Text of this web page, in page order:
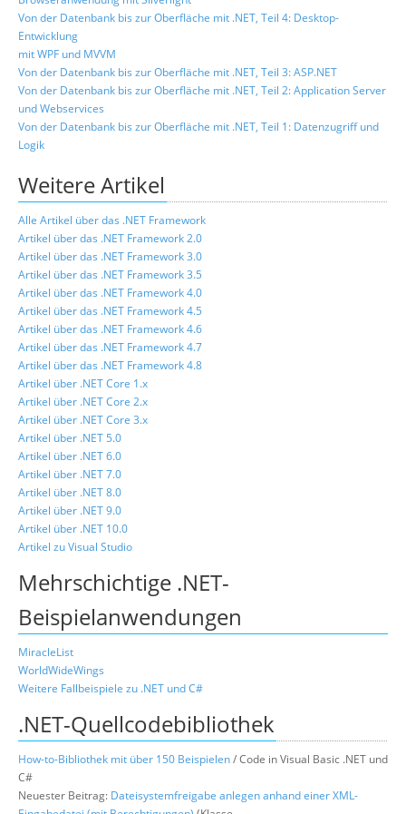
Von der Datenbank bis zur Oberfläche mit .NET, Teil 4: Desktop-
Entwicklung
mit WPF und MVVM
Von der Datenbank bis zur Oberfläche mit .NET, Teil 3: ASP.NET
Von der Datenbank bis zur Oberfläche mit .NET, Teil 2: Application Server
und Webservices
Von der Datenbank bis zur Oberfläche mit .NET, Teil 1: Datenzugriff und
Logik
Weitere Artikel
Alle Artikel über das .NET Framework
Artikel über das .NET Framework 2.0
Artikel über das .NET Framework 3.0
Artikel über das .NET Framework 3.5
Artikel über das .NET Framework 4.0
Artikel über das .NET Framework 4.5
Artikel über das .NET Framework 4.6
Artikel über das .NET Framework 4.7
Artikel über das .NET Framework 4.8
Artikel über .NET Core 1.x
Artikel über .NET Core 2.x
Artikel über .NET Core 3.x
Artikel über .NET 5.0
Artikel über .NET 6.0
Artikel über .NET 7.0
Artikel über .NET 8.0
Artikel über .NET 9.0
Artikel über .NET 10.0
Artikel zu Visual Studio
Mehrschichtige .NET-
Beispielanwendungen
MiracleList
WorldWideWings
Weitere Fallbeispiele zu .NET und C#
.NET-Quellcodebibliothek
How-to-Bibliothek mit über 150 Beispielen/ Code in Visual Basic .NET und
C#
Neuester Beitrag: Dateisystemfreigabe anlegen anhand einer XML-